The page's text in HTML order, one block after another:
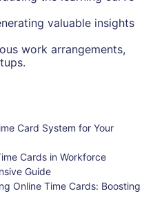
valuable insights
work arrangements,
Card System for Your
Cards in Workforce
Guide
Online Time Cards: Boosting